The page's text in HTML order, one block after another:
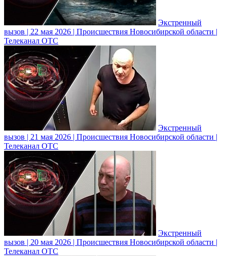
Экстренный
вызов | 22 мая 2026 | Происшествия Новосибирской области |
Телеканал ОТС
Экстренный
вызов | 21 мая 2026 | Происшествия Новосибирской области |
Телеканал ОТС
Экстренный
вызов | 20 мая 2026 | Происшествия Новосибирской области |
Телеканал ОТС